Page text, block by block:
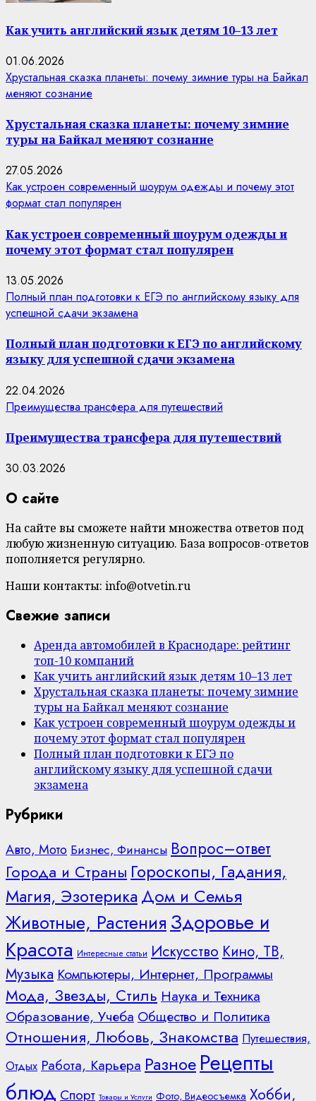
Как учить английский язык детям 10–13 лет
01.06.2026
Хрустальная сказка планеты: почему зимние туры на Байкал
меняют сознание
Хрустальная сказка планеты: почему зимние
туры на Байкал меняют сознание
27.05.2026
Как устроен современный шоурум одежды и почему этот
формат стал популярен
Как устроен современный шоурум одежды и
почему этот формат стал популярен
13.05.2026
Полный план подготовки к ЕГЭ по английскому языку для
успешной сдачи экзамена
Полный план подготовки к ЕГЭ по английскому
языку для успешной сдачи экзамена
22.04.2026
Преимущества трансфера для путешествий
Преимущества трансфера для путешествий
30.03.2026
О сайте
На сайте вы сможете найти множества ответов под
любую жизненную ситуацию. База вопросов-ответов
пополняется регулярно.
Наши контакты: info@otvetin.ru
Свежие записи
Аренда автомобилей в Краснодаре: рейтинг
топ-10 компаний
Как учить английский язык детям 10–13 лет
Хрустальная сказка планеты: почему зимние
туры на Байкал меняют сознание
Как устроен современный шоурум одежды и
почему этот формат стал популярен
Полный план подготовки к ЕГЭ по
английскому языку для успешной сдачи
экзамена
Рубрики
Авто, Мото Бизнес, Финансы Вопрос–ответ
Города и Страны Гороскопы, Гадания,
Магия, Эзотерика Дом и Семья
Животные, Растения Здоровье и
Красота Интересные статьи Искусство Кино, ТВ,
Музыка Компьютеры, Интернет, Программы
Мода, Звезды, Стиль Наука и Техника
Образование, Учеба Общество и Политика
Отношения, Любовь, Знакомства Путешествия,
Отдых Работа, Карьера Разное Рецепты
блюд Спорт Товары и Услуги Фото, Видеосъемка Хобби,